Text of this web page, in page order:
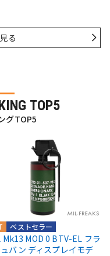
る
TOP5
グTOP5
ベストセラー
Mk13 MOD 0 BTV-EL フラ
バン ディスプレイモデ